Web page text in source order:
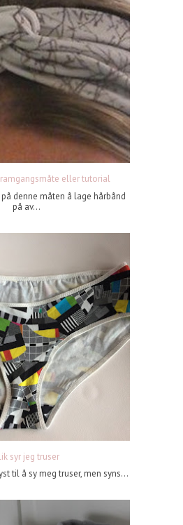
eller tutorial
denne måten å lage hårbånd
på av...
syr jeg truser
til å sy meg truser, men syns...